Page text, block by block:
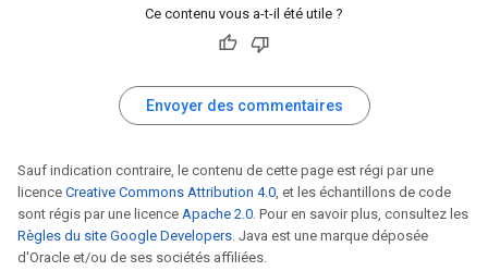
Ce contenu vous a-t-il été utile ?
Envoyer des commentaires
Sauf indication contraire, le contenu de cette page est régi par une
licence Creative Commons Attribution 4.0 , et les échantillons de code
sont régis par une licence Apache 2.0 . Pour en savoir plus, consultez les
Règles du site Google Developers . Java est une marque déposée
d'Oracle et/ou de ses sociétés affiliées.